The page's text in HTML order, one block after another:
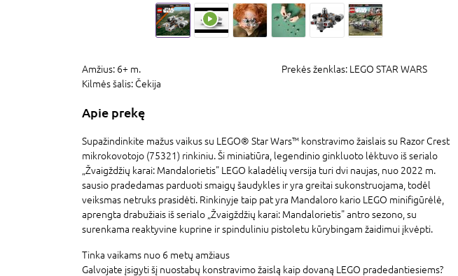
Amžius: 6+ m. Prekės ženklas: LEGO STAR WARS
Kilmės šalis: Čekija
Apie prekę
Supažindinkite mažus vaikus su LEGO® Star Wars™ konstravimo žaislais su Razor Crest
mikrokovotojo (75321) rinkiniu. Ši miniatiūra, legendinio ginkluoto lėktuvo iš serialo
„Žvaigždžių karai: Mandalorietis" LEGO kaladėlių versija turi dvi naujas, nuo 2022 m.
sausio pradedamas parduoti smaigų šaudykles ir yra greitai sukonstruojama, todėl
veiksmas netruks prasidėti. Rinkinyje taip pat yra Mandaloro kario LEGO minifigūrėlė,
aprengta drabužiais iš serialo „Žvaigždžių karai: Mandalorietis" antro sezono, su
surenkama reaktyvine kuprine ir spinduliniu pistoletu kūrybingam žaidimui įkvėpti.
Tinka vaikams nuo 6 metų amžiaus
Galvojate įsigyti šį nuostabų konstravimo žaislą kaip dovaną LEGO pradedantiesiems?